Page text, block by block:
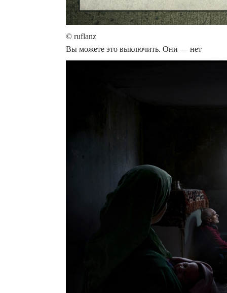
© ruflanz
Вы можете это выключить. Они — нет